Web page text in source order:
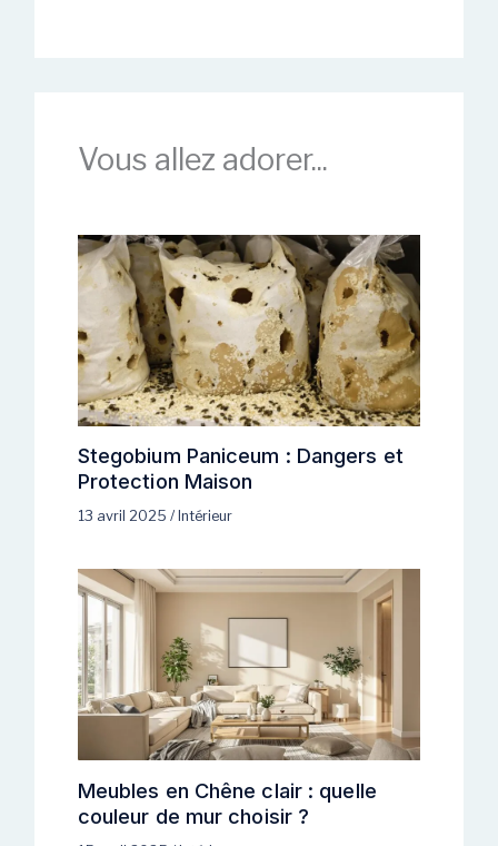
Vous allez adorer...
Stegobium Paniceum : Dangers et
Protection Maison
13 avril 2025 / Intérieur
Meubles en Chêne clair : quelle
couleur de mur choisir ?